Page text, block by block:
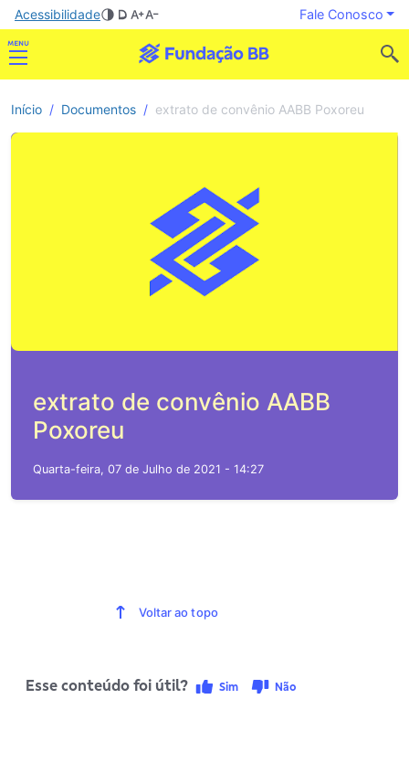
Acessibilidade Fale Conosco
Início Documentos extrato de convênio AABB Poxoreu
extrato de convênio AABB
Poxoreu
Quarta-feira, 07 de Julho de 2021 - 14:27
Voltar ao topo
Esse conteúdo foi útil? Sim Não